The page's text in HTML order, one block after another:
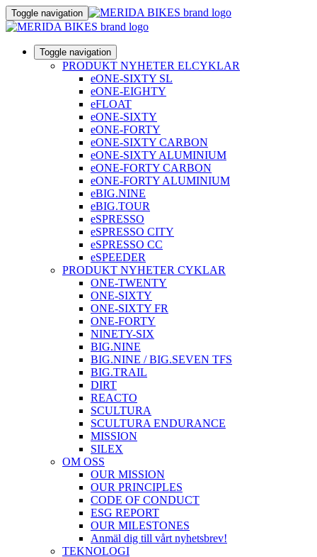
Toggle navigation
Toggle navigation
PRODUKT NYHETER ELCYKLAR
eONE-SIXTY SL
eONE-EIGHTY
eFLOAT
eONE-SIXTY
eONE-FORTY
eONE-SIXTY CARBON
eONE-SIXTY ALUMINIUM
eONE-FORTY CARBON
eONE-FORTY ALUMINIUM
eBIG.NINE
eBIG.TOUR
eSPRESSO
eSPRESSO CITY
eSPRESSO CC
eSPEEDER
PRODUKT NYHETER CYKLAR
ONE-TWENTY
ONE-SIXTY
ONE-SIXTY FR
ONE-FORTY
NINETY-SIX
BIG.NINE
BIG.NINE / BIG.SEVEN TFS
BIG.TRAIL
DIRT
REACTO
SCULTURA
SCULTURA ENDURANCE
MISSION
SILEX
OM OSS
OUR MISSION
OUR PRINCIPLES
CODE OF CONDUCT
ESG REPORT
OUR MILESTONES
Anmäl dig till vårt nyhetsbrev!
TEKNOLOGI